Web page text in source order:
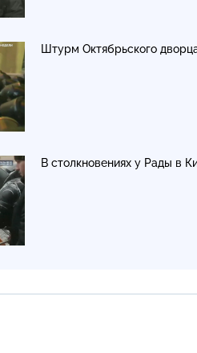
Штурм Октябрьского
В столкновениях у Рады в